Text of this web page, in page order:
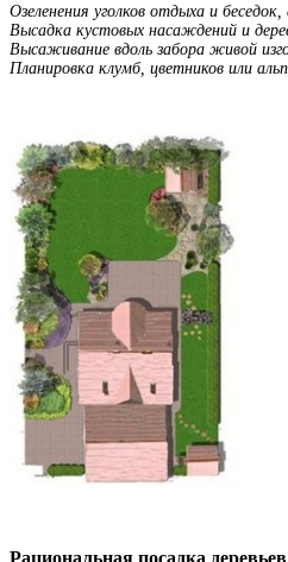
Озеленения уголков отдыха и
Высадка кустовых насаждений и
Высаживание вдоль забора живой
Планировка клумб, цветников или